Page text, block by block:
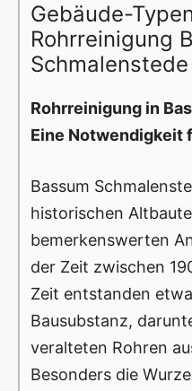
Gebäude-
Rohrreinigung
Schmalenstede
Rohrreinigung in
Eine Notwendigkeit
Bassum
historischen
bemerkenswerten
der Zeit zwischen
Zeit entstanden
Bausubstanz,
veralteten Rohren
Besonders die